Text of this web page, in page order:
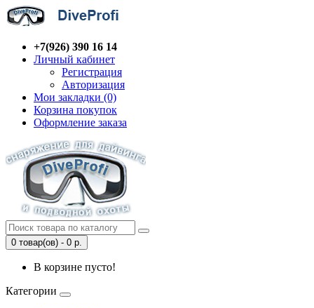
+7(926) 390 16 14
Личный кабинет
Регистрация
Авторизация
Мои закладки (0)
Корзина покупок
Оформление заказа
0 товар(ов) - 0 р.
В корзине пусто!
Категории